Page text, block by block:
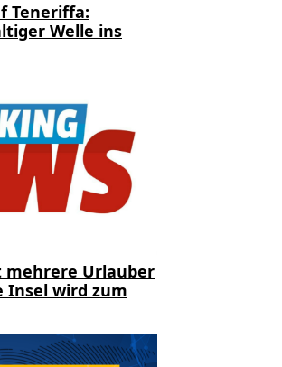
Teneriffa:
Welle ins
mehrere Urlauber
Insel wird zum